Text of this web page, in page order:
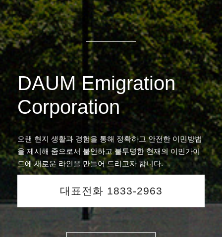
DAUM Emigration
Corporation
오랜 현지 생활과 경험을 통해 정확하고 안전한 이민방법
을 제시해 줌으로서 불안하고 불투명한 현재의 이민가이
드에 새로운 라인을 만들어 드리고자 합니다.
대표전화 1833-2963